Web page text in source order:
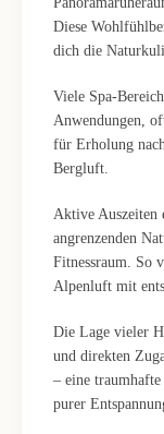
Diese
dich die
Viele Spa-
Anwendungen,
für Erholung
Bergluft.
Aktive Auszeiten
angrenzenden
Fitnessraum. So
Alpenluft mit
Die Lage vieler
und direkten
– eine
purer